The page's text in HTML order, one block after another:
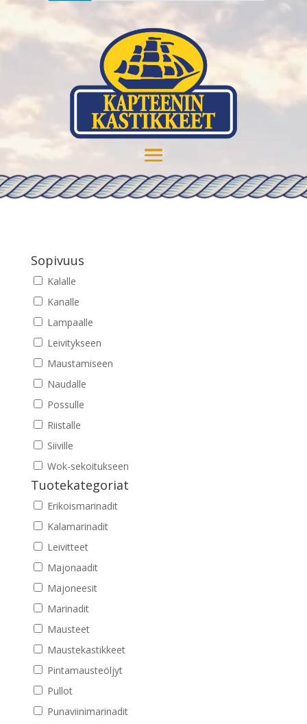
Sopivuus
Kalalle
Kanalle
Lampaalle
Leivitykseen
Maustamiseen
Naudalle
Possulle
Riistalle
Siiville
Wok-sekoitukseen
Tuotekategoriat
Erikoismarinadit
Kalamarinadit
Leivitteet
Majonaadit
Majoneesit
Marinadit
Mausteet
Maustekastikkeet
Pintamausteöljyt
Pullot
Punaviinimarinadit